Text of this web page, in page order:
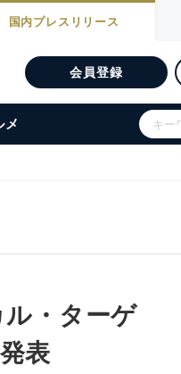
国内プレスリリース
会員登録
メ
・ターゲ
表